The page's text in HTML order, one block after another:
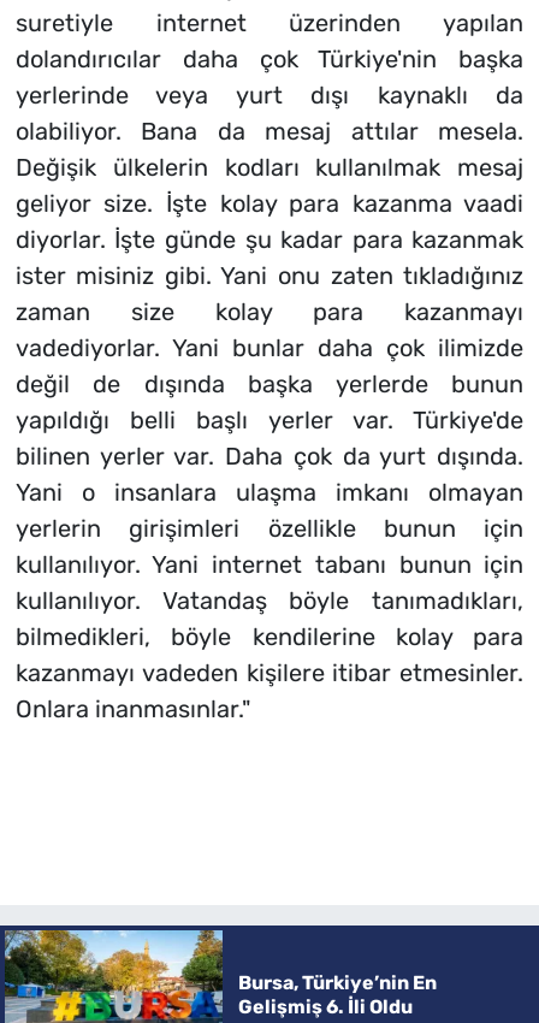
suretiyle internet üzerinden yapılan
dolandırıcılar daha çok Türkiye'nin başka
yerlerinde veya yurt dışı kaynaklı da
olabiliyor. Bana da mesaj attılar mesela.
Değişik ülkelerin kodları kullanılmak mesaj
geliyor size. İşte kolay para kazanma vaadi
diyorlar. İşte günde şu kadar para kazanmak
ister misiniz gibi. Yani onu zaten tıkladığınız
zaman size kolay para kazanmayı
vadediyorlar. Yani bunlar daha çok ilimizde
değil de dışında başka yerlerde bunun
yapıldığı belli başlı yerler var. Türkiye'de
bilinen yerler var. Daha çok da yurt dışında.
Yani o insanlara ulaşma imkanı olmayan
yerlerin girişimleri özellikle bunun için
kullanılıyor. Yani internet tabanı bunun için
kullanılıyor. Vatandaş böyle tanımadıkları,
bilmedikleri, böyle kendilerine kolay para
kazanmayı vadeden kişilere itibar etmesinler.
Onlara inanmasınlar."
Bursa, Türkiye’nin En
Gelişmiş 6. İli Oldu